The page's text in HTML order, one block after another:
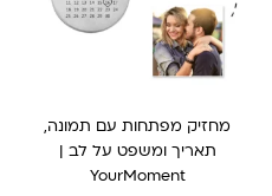
מחזיק מפתחות עם תמונה,
תאריך ומשפט על לב |
YourMoment